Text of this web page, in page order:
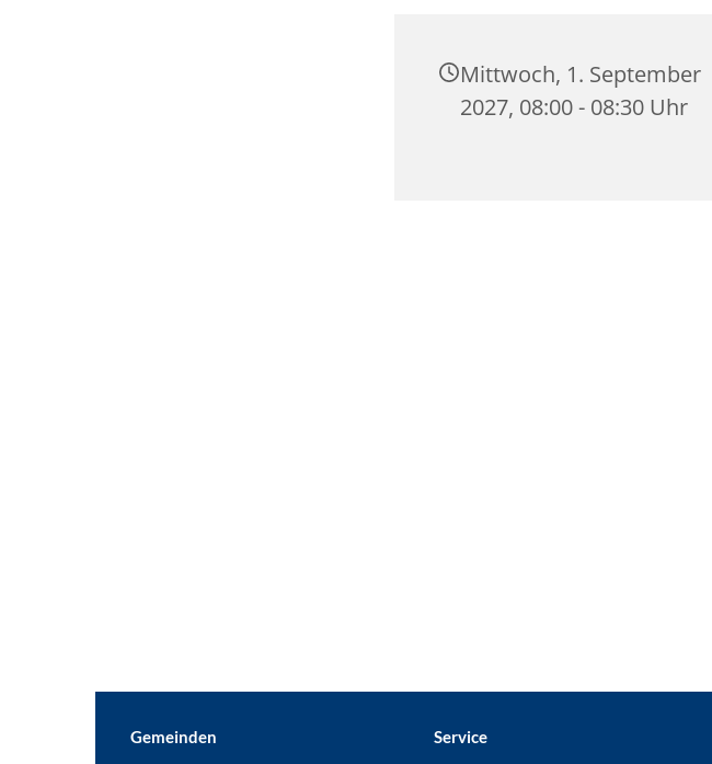
Mittwoch, 1. September
2027, 08:00 - 08:30 Uhr
Gemeinden
Service